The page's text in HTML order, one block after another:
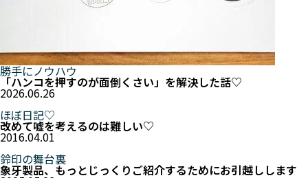
勝手にノウハウ
「ハンコを押すのが面倒くさい」を解決した話♡
2026.06.26
ほぼ日記♡
改めて嘘を考えるのは難しい♡
2016.04.01
鈴印の舞台裏
象牙製品、もっとじっくりご紹介するためにお引越しします